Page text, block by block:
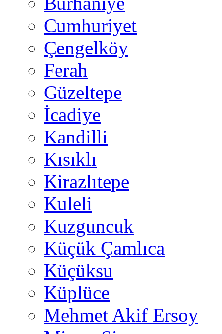
Cumhuriyet
Çengelköy
Ferah
Güzeltepe
İcadiye
Kandilli
Kısıklı
Kirazlıtepe
Kuleli
Kuzguncuk
Küçük Çamlıca
Küçüksu
Küplüce
Mehmet Akif Ersoy